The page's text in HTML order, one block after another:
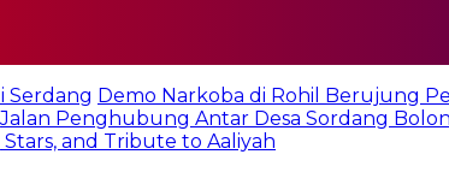
Serdang Demo Narkoba di Rohil Berujung
Jalan Penghubung Antar Desa Sordang
and Tribute to Aaliyah